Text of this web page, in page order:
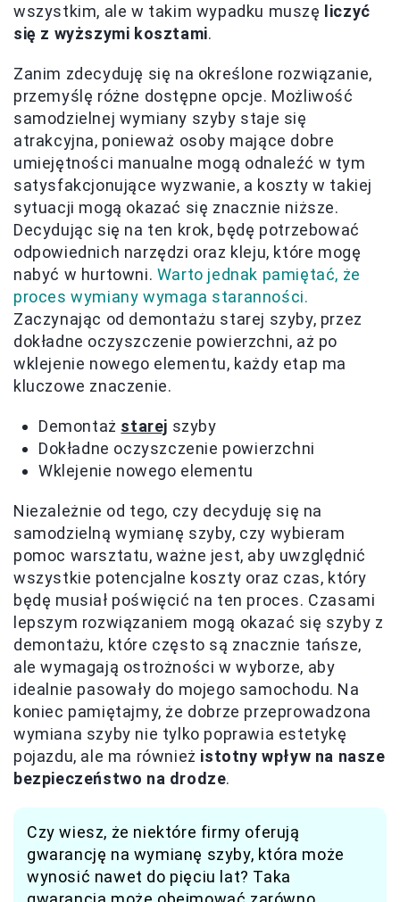
wszystkim, ale w takim wypadku muszę liczyć
się z wyższymi kosztami.
Zanim zdecyduję się na określone rozwiązanie,
przemyślę różne dostępne opcje. Możliwość
samodzielnej wymiany szyby staje się
atrakcyjna, ponieważ osoby mające dobre
umiejętności manualne mogą odnaleźć w tym
satysfakcjonujące wyzwanie, a koszty w takiej
sytuacji mogą okazać się znacznie niższe.
Decydując się na ten krok, będę potrzebować
odpowiednich narzędzi oraz kleju, które mogę
nabyć w hurtowni. Warto jednak pamiętać, że
proces wymiany wymaga staranności.
Zaczynając od demontażu starej szyby, przez
dokładne oczyszczenie powierzchni, aż po
wklejenie nowego elementu, każdy etap ma
kluczowe znaczenie.
Demontaż starej szyby
Dokładne oczyszczenie powierzchni
Wklejenie nowego elementu
Niezależnie od tego, czy decyduję się na
samodzielną wymianę szyby, czy wybieram
pomoc warsztatu, ważne jest, aby uwzględnić
wszystkie potencjalne koszty oraz czas, który
będę musiał poświęcić na ten proces. Czasami
lepszym rozwiązaniem mogą okazać się szyby z
demontażu, które często są znacznie tańsze,
ale wymagają ostrożności w wyborze, aby
idealnie pasowały do mojego samochodu. Na
koniec pamiętajmy, że dobrze przeprowadzona
wymiana szyby nie tylko poprawia estetykę
pojazdu, ale ma również istotny wpływ na nasze
bezpieczeństwo na drodze.
Czy wiesz, że niektóre firmy oferują
gwarancję na wymianę szyby, która może
wynosić nawet do pięciu lat? Taka